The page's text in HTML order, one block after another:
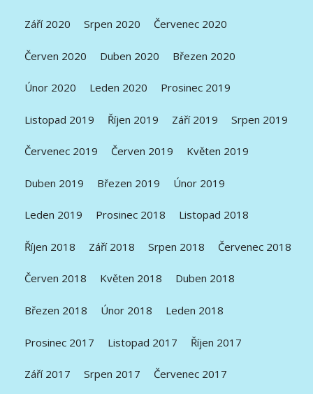
Září 2020 Srpen 2020 Červenec 2020
Červen 2020 Duben 2020 Březen 2020
Únor 2020 Leden 2020 Prosinec 2019
Listopad 2019 Říjen 2019 Září 2019 Srpen 2019
Červenec 2019 Červen 2019 Květen 2019
Duben 2019 Březen 2019 Únor 2019
Leden 2019 Prosinec 2018 Listopad 2018
Říjen 2018 Září 2018 Srpen 2018 Červenec 2018
Červen 2018 Květen 2018 Duben 2018
Březen 2018 Únor 2018 Leden 2018
Prosinec 2017 Listopad 2017 Říjen 2017
Září 2017 Srpen 2017 Červenec 2017